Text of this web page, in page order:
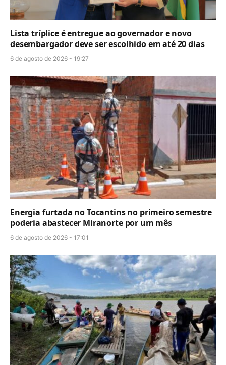
Lista tríplice é entregue ao governador e novo
desembargador deve ser escolhido em até 20 dias
6 de agosto de 2026 - 19:27
Energia furtada no Tocantins no primeiro semestre
poderia abastecer Miranorte por um mês
6 de agosto de 2026 - 17:01